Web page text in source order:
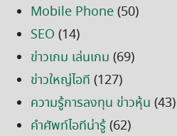
Mobile Phone(50)
SEO (14)
ข่าวเกม เล่นเกม (69)
ข่าวใหญ่ไอที (127)
ความรู้การลงทุน ข่าวหุ้น (43)
คำศัพท์ไอทีน่ารู้(62)